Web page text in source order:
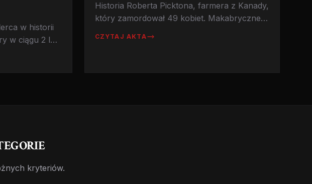
w historii
w ciągu 2 lat
Historia Roberta Picktona, farmera z Kanady,
który zamordował 49 kobiet. Makabryczne
CZYTAJ AKTA
kryteriów.